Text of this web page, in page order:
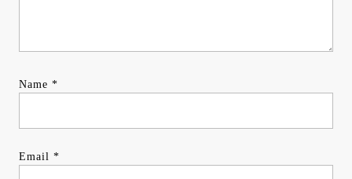
Name *
Email *